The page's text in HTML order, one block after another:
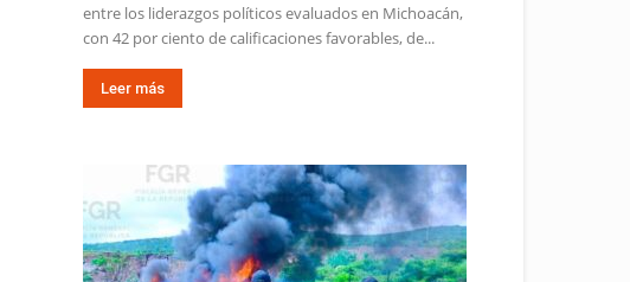
entre los liderazgos políticos evaluados en Michoacán,
con 42 por ciento de calificaciones favorables, de...
Leer más